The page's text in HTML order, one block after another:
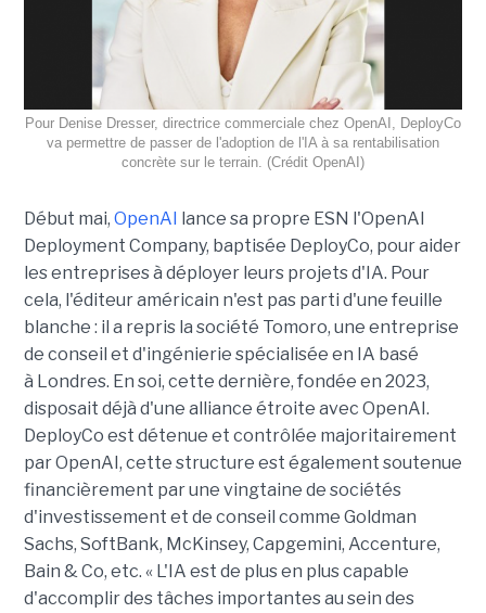
Pour Denise Dresser, directrice commerciale chez OpenAI, DeployCo
va permettre de passer de l'adoption de l'IA à sa rentabilisation
concrète sur le terrain. (Crédit OpenAI)
Début mai, OpenAI lance sa propre ESN l'OpenAI
Deployment Company, baptisée DeployCo, pour aider
les entreprises à déployer leurs projets d'IA. Pour
cela, l'éditeur américain n'est pas parti d'une feuille
blanche : il a repris la société Tomoro, une entreprise
de conseil et d'ingénierie spécialisée en IA basé
à Londres. En soi, cette dernière, fondée en 2023,
disposait déjà d'une alliance étroite avec OpenAI.
DeployCo est détenue et contrôlée majoritairement
par OpenAI, cette structure est également soutenue
financièrement par une vingtaine de sociétés
d'investissement et de conseil comme Goldman
Sachs, SoftBank, McKinsey, Capgemini, Accenture,
Bain & Co, etc. « L'IA est de plus en plus capable
d'accomplir des tâches importantes au sein des